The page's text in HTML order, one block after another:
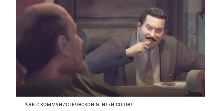
Как с коммунистической агитки сошел